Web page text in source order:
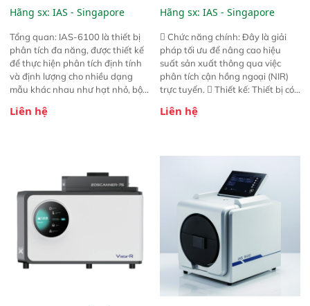
6100
Hãng sx: IAS - Singapore
Tổng quan: IAS-6100 là thiết bị
phân tích đa năng, được thiết kế
để thực hiện phân tích định tính
và định lượng cho nhiều dạng
mẫu khác nhau như hạt nhỏ, bột,
này cho phép bất kỳ ai cũng có
thức ăn chăn nuôi, nguyên liệu
thực phẩm, nông sản,..
Liên hệ
NIR
Hãng sx: IAS - Singapore
 Chức năng chính: Đây là giải
pháp tối ưu để nâng cao hiệu
suất sản xuất thông qua việc
phân tích cận hồng ngoại (NIR)
trực tuyến.  Thiết kế: Thiết bị có
hỗ trợ tản nhiệt tăng cường và đã
năng theo dõi thông số theo thời
gian thực và trực quan hóa dữ
liệu để tăng chỉ số ROI cho doanh
Liên hệ